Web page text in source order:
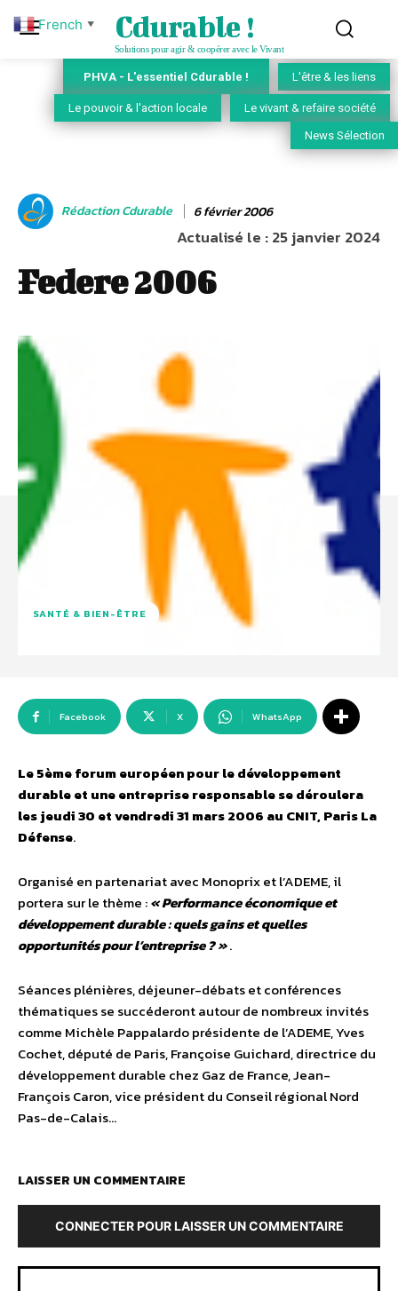
Cdurable !
Solutions pour agir & coopérer avec le Vivant
PHVA - L'essentiel Cdurable ! L'être & les liens
Le pouvoir & l'action locale Le vivant & refaire société
News Sélection
Rédaction Cdurable 6 février 2006
Actualisé le :25 janvier 2024
Federe 2006
SANTÉ & BIEN-ÊTRE
Facebook X WhatsApp
Le 5ème forum européen pour le développement
durable et une entreprise responsable se déroulera
les jeudi 30 et vendredi 31 mars 2006 au CNIT, Paris La
Défense.
Organisé en partenariat avec Monoprix et l’ADEME, il
portera sur le thème :« Performance économique et
développement durable : quels gains et quelles
opportunités pour l’entreprise ? ».
Séances plénières, déjeuner-débats et conférences
thématiques se succéderont autour de nombreux invités
comme Michèle Pappalardo présidente de l’ADEME, Yves
Cochet, député de Paris, Françoise Guichard, directrice du
développement durable chez Gaz de France, Jean-
François Caron, vice président du Conseil régional Nord
Pas-de-Calais…
LAISSER UN COMMENTAIRE
CONNECTER POUR LAISSER UN COMMENTAIRE
French ▼